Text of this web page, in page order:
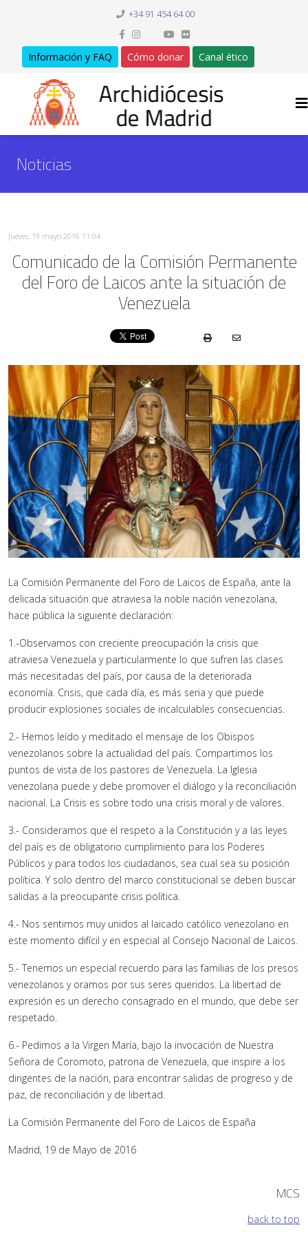
+34 91 454 64 00
Información y FAQ Cómo donar Canal ético
Noticias
Jueves, 19 mayo 2016 11:04
Comunicado de la Comisión Permanente
del Foro de Laicos ante la situación de
Venezuela
La Comisión Permanente del Foro de Laicos de España, ante la
delicada situación que atraviesa la noble nación venezolana,
hace pública la siguiente declaración:
1.-Observamos con creciente preocupación la crisis que
atraviesa Venezuela y particularmente lo que sufren las clases
más necesitadas del país, por causa de la deteriorada
economía. Crisis, que cada día, es más seria y que puede
producir explosiones sociales de incalculables consecuencias.
2.- Hemos leído y meditado el mensaje de los Obispos
venezolanos sobre la actualidad del país. Compartimos los
puntos de vista de los pastores de Venezuela. La Iglesia
venezolana puede y debe promover el diálogo y la reconciliación
nacional. La Crisis es sobre todo una crisis moral y de valores.
3.- Consideramos que el respeto a la Constitución y a las leyes
del país es de obligatorio cumplimiento para los Poderes
Públicos y para todos los ciudadanos, sea cual sea su posición
política. Y solo dentro del marco constitucional se deben buscar
salidas a la preocupante crisis política.
4.- Nos sentimos muy unidos al laicado católico venezolano en
este momento difícil y en especial al Consejo Nacional de Laicos.
5.- Tenemos un especial recuerdo para las familias de los presos
venezolanos y oramos por sus seres queridos. La libertad de
expresión es un derecho consagrado en el mundo, que debe ser
respetado.
6.- Pedimos a la Virgen María, bajo la invocación de Nuestra
Señora de Coromoto, patrona de Venezuela, que inspire a los
dirigentes de la nación, para encontrar salidas de progreso y de
paz, de reconciliación y de libertad.
La Comisión Permanente del Foro de Laicos de España
Madrid, 19 de Mayo de 2016
MCS
back to top